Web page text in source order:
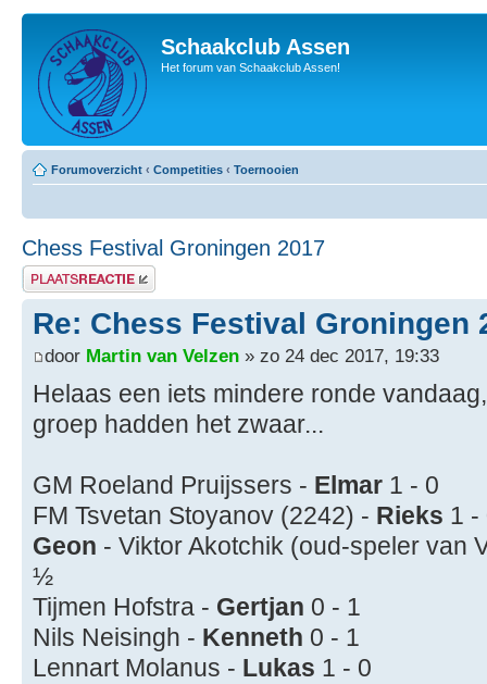
Schaakclub Assen
Het forum van Schaakclub Assen!
Forumoverzicht ‹ Competities ‹ Toernooien
Chess Festival Groningen 2017
Plaats een reactie
Re: Chess Festival Groningen
door Martin van Velzen » zo 24 dec 2017, 19:33
Helaas een iets mindere ronde
groep hadden het zwaar...
GM Roeland Pruijssers - Elmar 1 - 0
FM Tsvetan Stoyanov (2242) - Rieks 1 -
Geon - Viktor Akotchik (oud-speler van
½
Tijmen Hofstra - Gertjan 0 - 1
Nils Neisingh - Kenneth 0 - 1
Lennart Molanus - Lukas 1 - 0